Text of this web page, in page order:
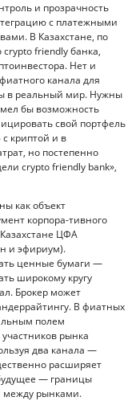
и прозрачность
с платежными
В Казахстане, по
friendly банка,
Нет и
канала для
в реальный мир. Нужны
бы возможность
свой портфель
криптой и в
но постепенно
crypto friendly bank»,
как объект
корпора-тивного
ЦФА
и эфириум).
ценные бумаги —
широкому кругу
Брокер может
В фиатных
полем
рынка
два канала —
расширяет
— границы
между рынками.